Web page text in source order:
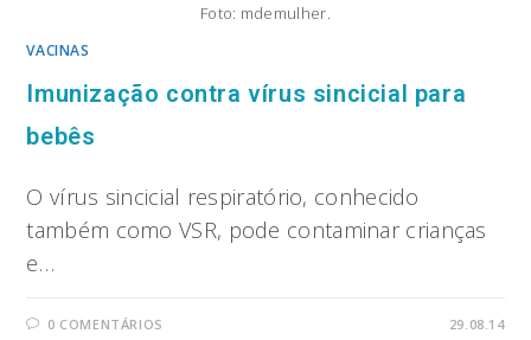
Foto: mdemulher.
VACINAS
Imunização contra vírus sincicial para
bebês
O vírus sincicial respiratório, conhecido
também como VSR, pode contaminar crianças
e…
0 COMENTÁRIOS 29.08.14